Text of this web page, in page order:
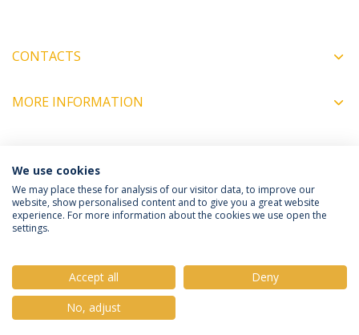
CONTACTS
MORE INFORMATION
COORDINATORS
Política de Privacidade
Termos e Condições
© 2026 Universidade Católica Portuguesa
We use cookies
We may place these for analysis of our visitor data, to improve our
website, show personalised content and to give you a great website
experience. For more information about the cookies we use open the
settings.
Accept all
Deny
No, adjust